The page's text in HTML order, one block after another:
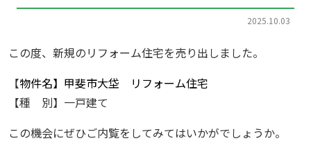
2025.10.03
この度、新規のリフォーム住宅を売り出しました。
【物件名】甲斐市大垈 リフォーム住宅
【種 別】一戸建て
この機会にぜひご内覧をしてみてはいかがでしょうか。